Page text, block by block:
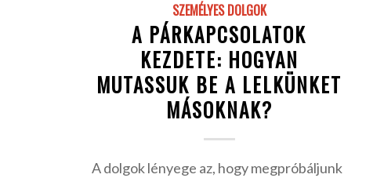
SZEMÉLYES DOLGOK
A PÁRKAPCSOLATOK
KEZDETE: HOGYAN
MUTASSUK BE A LELKÜNKET
MÁSOKNAK?
A dolgok lényege az, hogy megpróbáljunk